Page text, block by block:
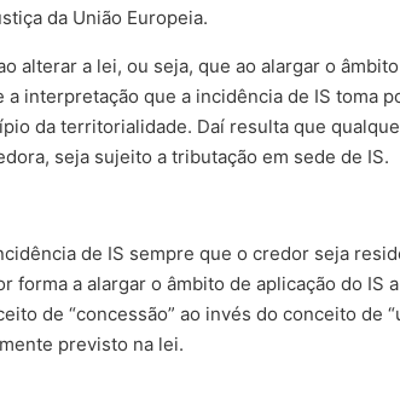
da União Europeia.
alterar a lei, ou seja, que ao alargar o
interpretação que a incidência de IS toma
da territorialidade. Daí resulta que
seja sujeito a tributação em sede de IS.
de IS sempre que o credor seja
forma a alargar o âmbito de aplicação do
de “concessão” ao invés do conceito de
previsto na lei.